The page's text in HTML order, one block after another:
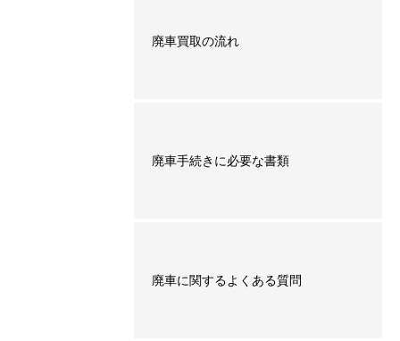
廃車買取の流れ
廃車手続きに必要な書類
廃車に関するよくある質問